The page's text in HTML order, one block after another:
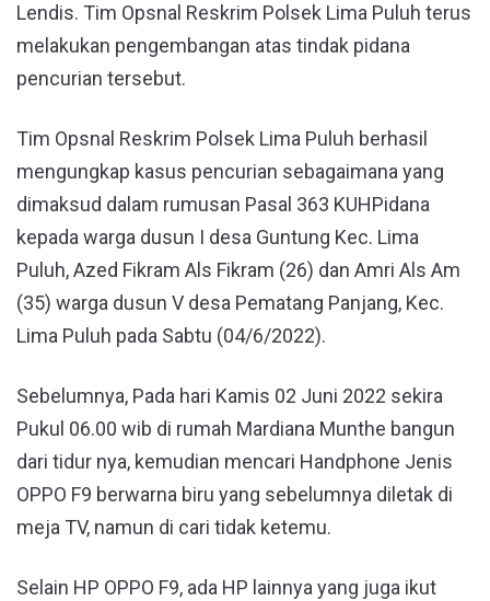
Lendis. Tim Opsnal Reskrim Polsek Lima Puluh terus
melakukan pengembangan atas tindak pidana
pencurian tersebut.
Tim Opsnal Reskrim Polsek Lima Puluh berhasil
mengungkap kasus pencurian sebagaimana yang
dimaksud dalam rumusan Pasal 363 KUHPidana
kepada warga dusun I desa Guntung Kec. Lima
Puluh, Azed Fikram Als Fikram (26) dan Amri Als Am
(35) warga dusun V desa Pematang Panjang, Kec.
Lima Puluh pada Sabtu (04/6/2022).
Sebelumnya, Pada hari Kamis 02 Juni 2022 sekira
Pukul 06.00 wib di rumah Mardiana Munthe bangun
dari tidur nya, kemudian mencari Handphone Jenis
OPPO F9 berwarna biru yang sebelumnya diletak di
meja TV, namun di cari tidak ketemu.
Selain HP OPPO F9, ada HP lainnya yang juga ikut